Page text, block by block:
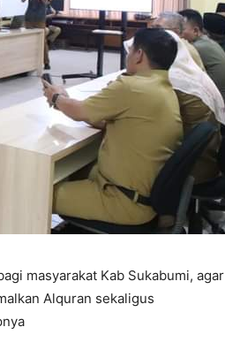
masyarakat Kab Sukabumi, agar
Alquran sekaligus